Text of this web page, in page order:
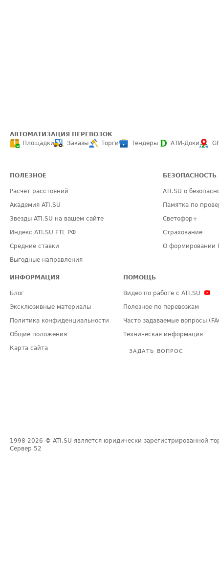
АВТОМАТИЗАЦИЯ ПЕРЕВОЗОК
Площадки
Заказы Торги Тендеры АТИ-Доки
ПОЛЕЗНОЕ
Расчет расстояний
Академия ATI.SU
Звезды ATI.SU на вашем сайте
Индекс ATI.SU FTL РФ
Средние ставки
Выгодные направления
БЕЗОПАСНОСТЬ
ATI.SU о
Памятка по
Светофор+
Страхование
О формировании
ИНФОРМАЦИЯ
Блог
Эксклюзивные материалы
Политика конфиденциальности
Общие положения
Карта сайта
ПОМОЩЬ
Видео по работе с ATI.SU
Полезное по перевозкам
Часто задаваемые вопросы
Техническая информация
ЗАДАТЬ ВОПРОС
1998-2026 © ATI.SU является юридически зарегистрированной
Сервер 52